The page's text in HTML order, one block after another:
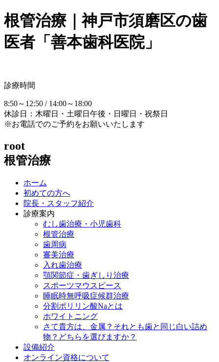
根管治療｜神戸市須磨区の歯
医者「善本歯科医院」
診療時間
8:50～12:50 / 14:00～18:00
休診日：木曜日・土曜日午後・日曜日・祝祭日
※お電話でのご予約をお願いいたします
root
根管治療
ホーム
初めての方へ
院長・スタッフ紹介
診療案内
むし歯治療・小児歯科
根管治療
歯周病
審美治療
入れ歯治療
顎関節症・歯ぎしり治療
スポーツマウスピース
睡眠時無呼吸症候群治療
分割ポリリン酸Naとは
ホワイトニング
さて貴方は、金属？それとも歯と同じ白い詰め
物？どちらを選びますか？
設備紹介
オンライン資格について